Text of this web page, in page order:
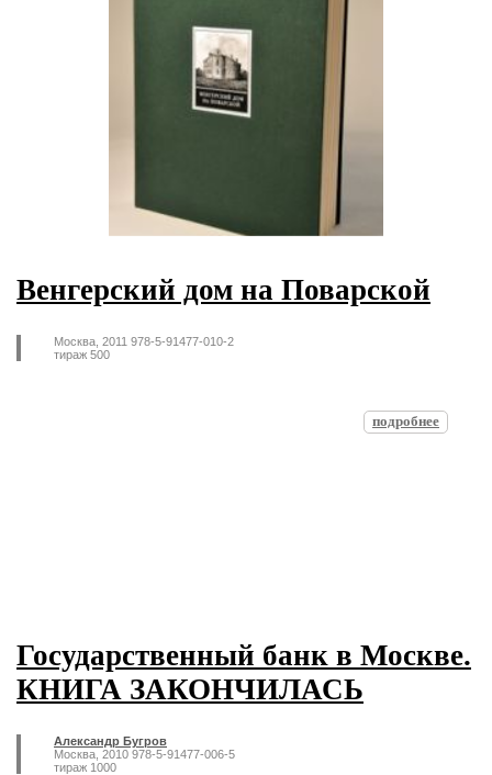
Венгерский дом на Поварской
Москва, 2011 978-5-91477-010-2
тираж 500
подробнее
Государственный банк в Москве.
КНИГА ЗАКОНЧИЛАСЬ
Александр Бугров
Москва, 2010 978-5-91477-006-5
тираж 1000